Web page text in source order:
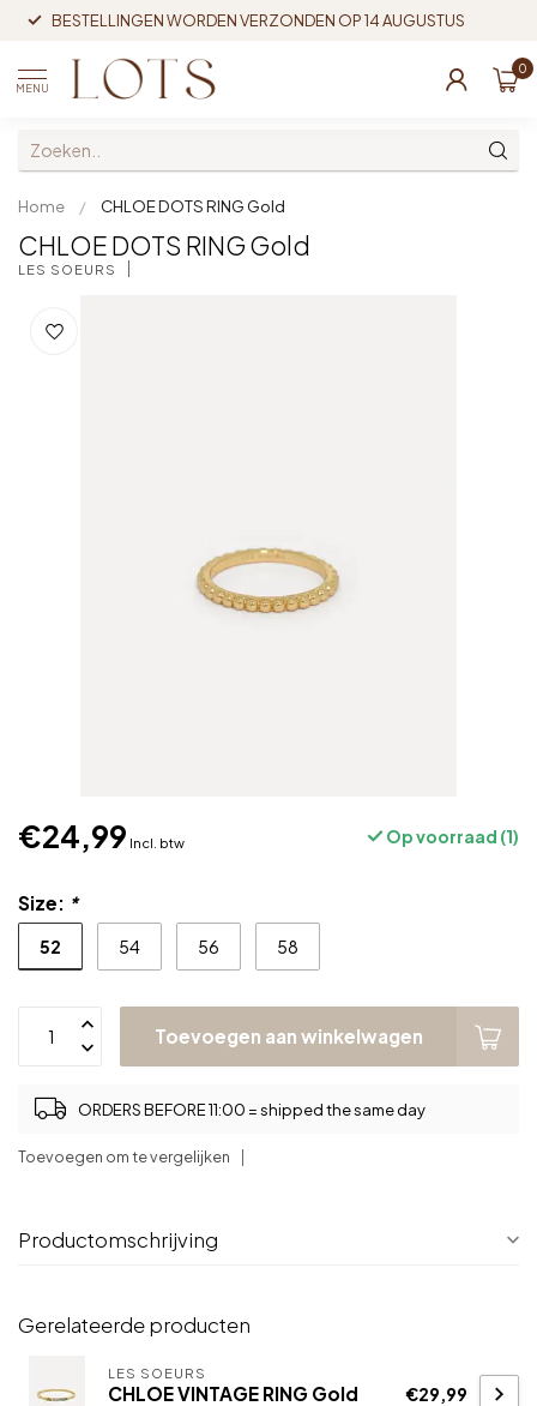
BESTELLINGEN WORDEN VERZONDEN OP 14 AUGUSTUS
MENU
0
Home / CHLOE DOTS RING Gold
CHLOE DOTS RING Gold
LES SOEURS
€24,99 Incl. btw Op voorraad (1)
Size: *
52 54 56 58
Toevoegen aan winkelwagen
ORDERS BEFORE 11:00 = shipped the same day
Toevoegen om te vergelijken
Productomschrijving
Gerelateerde producten
LES SOEURS
CHLOE VINTAGE RING Gold €29,99